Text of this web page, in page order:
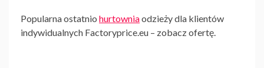
Popularna ostatnio hurtowniaodzieży dla klientów
indywidualnych Factoryprice.eu – zobacz ofertę.